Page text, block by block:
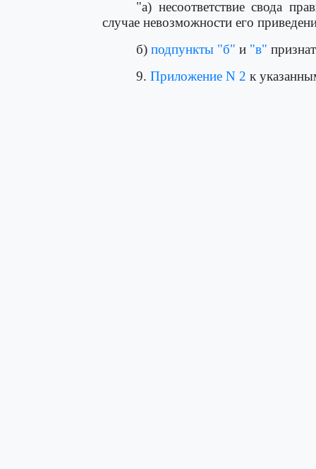
"а) несоответствие свода
случае невозможности его
б) подпункты "б" и "в"
9. Приложение N 2 к